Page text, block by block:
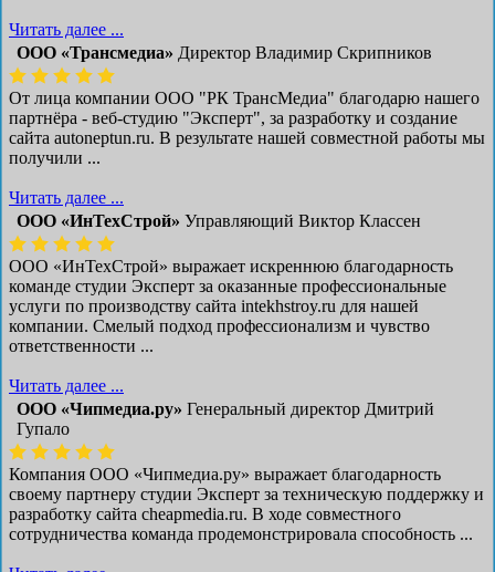
Читать далее ...
ООО «Трансмедиа» Директор Владимир Скрипников
От лица компании ООО "РК ТрансМедиа" благодарю нашего
партнёра - веб-студию "Эксперт", за разработку и создание
сайта autoneptun.ru. В результате нашей совместной работы мы
получили ...
Читать далее ...
ООО «ИнТехСтрой» Управляющий Виктор Классен
ООО «ИнТехСтрой» выражает искреннюю благодарность
команде студии Эксперт за оказанные профессиональные
услуги по производству сайта intekhstroy.ru для нашей
компании. Смелый подход профессионализм и чувство
ответственности ...
Читать далее ...
ООО «Чипмедиа.ру» Генеральный директор Дмитрий
Гупало
Компания ООО «Чипмедиа.ру» выражает благодарность
своему партнеру студии Эксперт за техническую поддержку и
разработку сайта cheapmedia.ru. В ходе совместного
сотрудничества команда продемонстрировала способность ...